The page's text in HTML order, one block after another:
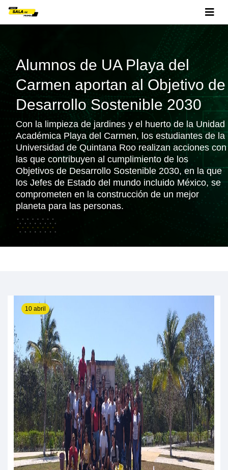
Alumnos de UA Playa del
Carmen aportan al Objetivo de
Desarrollo Sostenible 2030
Con la limpieza de jardines y el huerto de la Unidad
Académica Playa del Carmen, los estudiantes de la
Universidad de Quintana Roo realizan acciones con
las que contribuyen al cumplimiento de los
Objetivos de Desarrollo Sostenible 2030, en la que
los Jefes de Estado del mundo incluido México, se
comprometen en la construcción de un mejor
planeta para las personas.
10 abril